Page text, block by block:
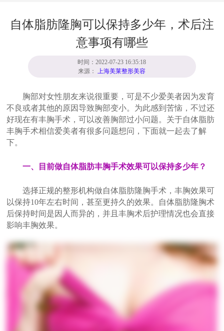
自体脂肪隆胸可以保持多少年，术后注
意事项有哪些
时间：2022-07-23 16:35:18
来源：上海美莱整形美容
胸部对女性朋友来说很重要，可是不少爱美者因为发育
不良或者其他的原因导致胸部变小。为此感到苦恼，不过还
好现在有丰胸手术，可以改善胸部过小问题。关于自体脂肪
丰胸手术相信爱美者有很多问题想问，下面就一起去了解
下。
一、目前做自体脂肪丰胸手术效果可以保持多少年？
选择正规的整形机构做自体脂肪隆胸手术，丰胸效果可
以保持10年左右时间，甚至更持久的效果。自体脂肪隆胸术
后保持时间是因人而异的，并且丰胸术后护理情况也会直接
影响丰胸效果。